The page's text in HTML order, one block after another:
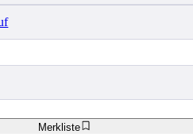
Merkliste